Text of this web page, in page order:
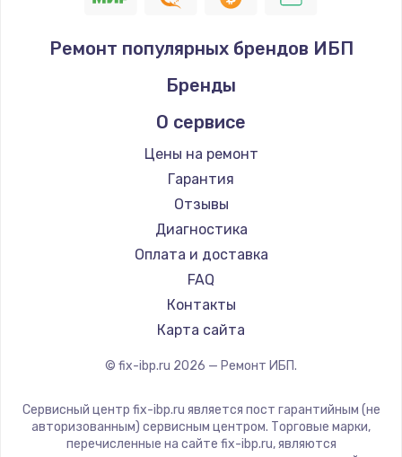
Ремонт популярных брендов ИБП
Бренды
О сервисе
Цены на ремонт
Гарантия
Отзывы
Диагностика
Оплата и доставка
FAQ
Контакты
Карта сайта
© fix-ibp.ru 2026 — Ремонт ИБП.
Сервисный центр fix-ibp.ru является пост гарантийным (не
авторизованным) сервисным центром. Торговые марки,
перечисленные на сайте fix-ibp.ru, являются